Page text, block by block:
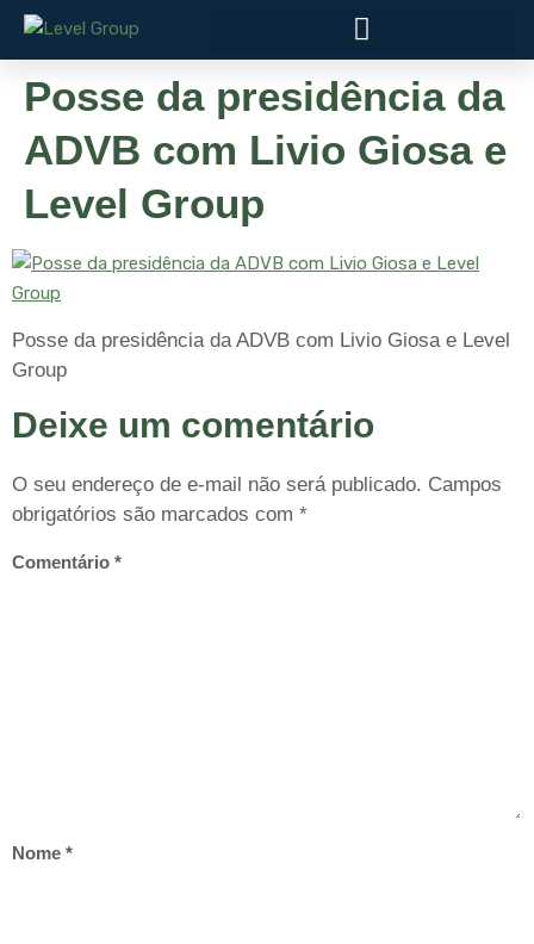
Posse da presidência da
ADVB com Livio Giosa e
Level Group
Posse da presidência da ADVB com Livio Giosa e Level
Group
Deixe um comentário
O seu endereço de e-mail não será publicado. Campos
obrigatórios são marcados com *
Comentário *
Nome *